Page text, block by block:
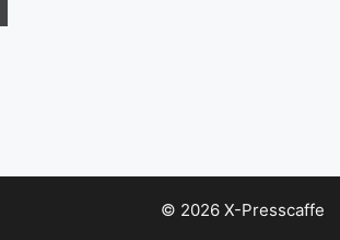
© 2026 X-Presscaffe